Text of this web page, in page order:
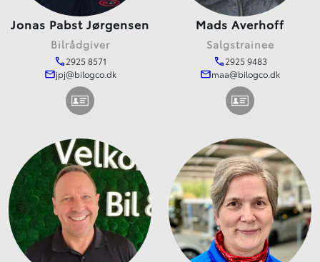
Jonas Pabst Jørgensen
Bilrådgiver
2925 8571
jpj@bilogco.dk
Mads Averhoff
Salgstrainee
2925 9483
maa@bilogco.dk